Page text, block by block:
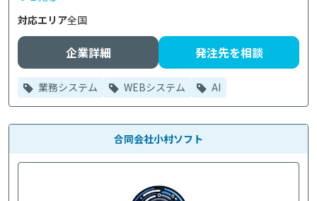
対応エリア全国
企業詳細 発注先を相談
業務システム WEBシステム AI
合同会社小村ソフト